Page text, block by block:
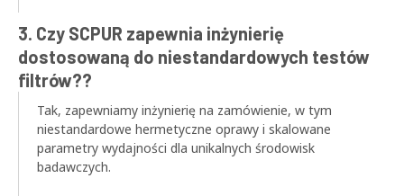
3. Czy SCPUR zapewnia inżynierię
dostosowaną do niestandardowych testów
filtrów??
Tak, zapewniamy inżynierię na zamówienie, w tym
niestandardowe hermetyczne oprawy i skalowane
parametry wydajności dla unikalnych środowisk
badawczych.